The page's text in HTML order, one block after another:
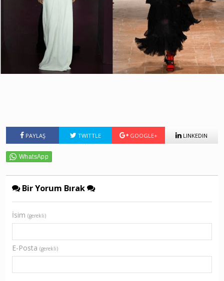
PAYLAŞ TWITTLE GOOGLE+ LINKEDIN
Bir Yorum Bırak
İsim (gerekli)
E-Posta (gerekli)